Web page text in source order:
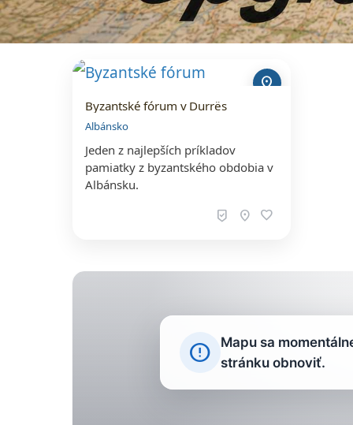
location_on
Byzantské fórum v Durrës
Albánsko
Jeden z najlepších príkladov
pamiatky z byzantského obdobia v
Albánsku.
beenhere location_on favorite
error_outline
Mapu sa
stránku obnoviť.